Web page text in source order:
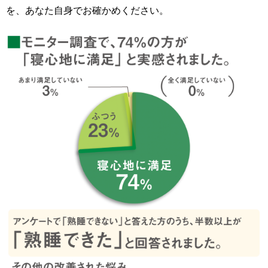
を、あなた自身でお確かめください。